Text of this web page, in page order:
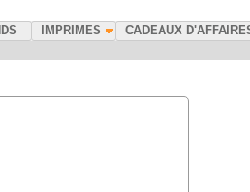
IMPRIMES CADEAUX